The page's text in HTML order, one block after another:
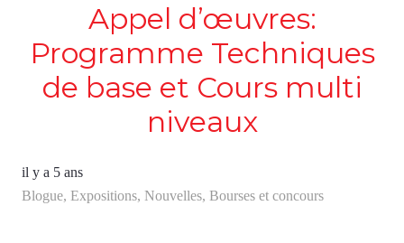
Appel d’œuvres:
Programme Techniques
de base et Cours multi
niveaux
il y a 5 ans
Blogue, Expositions, Nouvelles, Bourses et concours